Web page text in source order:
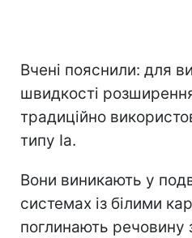
Вчені пояснили: для
швидкості
традиційно
типу Ia.
Вони виникають у
системах із білими
поглинають речовину